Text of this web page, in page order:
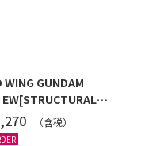
WING GUNDAM
EW[STRUCTURAL
BLACK] [2026年
送]
（含税）